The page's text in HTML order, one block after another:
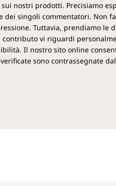
nostri prodotti. Precisiamo
dei singoli commentatori. Non
Tuttavia, prendiamo le
vi riguardi
Il nostro sito online
sono contrassegnate